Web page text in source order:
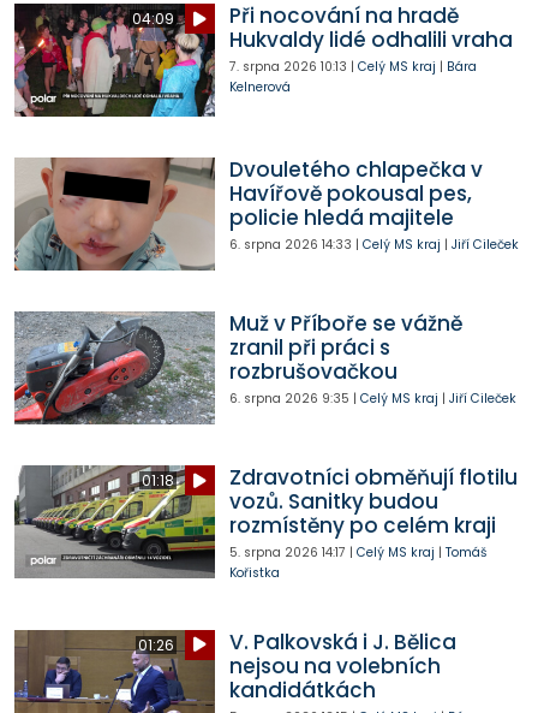
04:09
Při nocování na hradě
Hukvaldy lidé odhalili vraha
7. srpna 2026 10:13 | Celý MS kraj | Bára
Kelnerová
Dvouletého chlapečka v
Havířově pokousal pes,
policie hledá majitele
6. srpna 2026 14:33 | Celý MS kraj | Jiří Cileček
Muž v Příboře se vážně
zranil při práci s
rozbrušovačkou
6. srpna 2026 9:35 | Celý MS kraj | Jiří Cileček
01:18
Zdravotníci obměňují flotilu
vozů. Sanitky budou
rozmístěny po celém kraji
5. srpna 2026 14:17 | Celý MS kraj | Tomáš
Kořistka
01:26
V. Palkovská i J. Bělica
nejsou na volebních
kandidátkách